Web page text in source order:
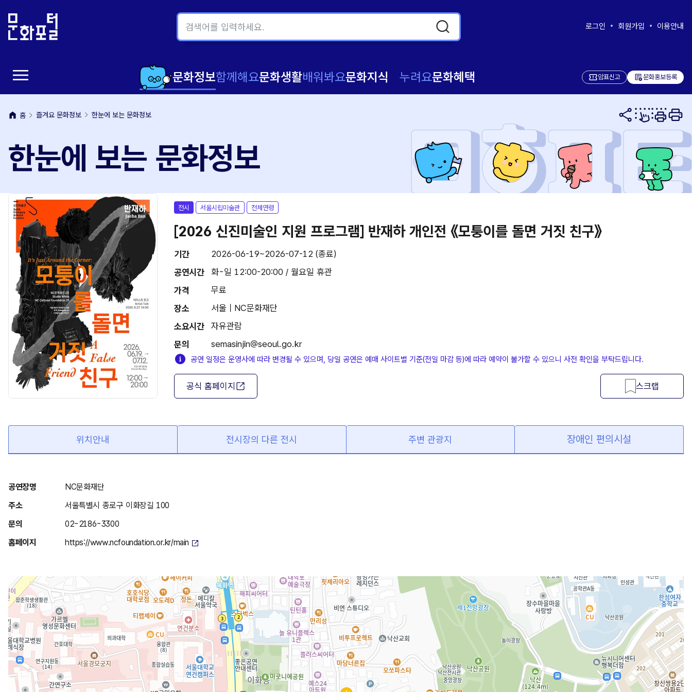
문
내
메
뉴
로그인 회원가입 이용안내
메
기
menu 문화정보함께해요문화생활배워봐요문화지식 누려요문화혜택 암표신고 add_notes문화홍보등록
home 홈 즐겨요 문화정보 한눈에 보는 문화정보
한눈에 보는 문화정보
전시 서울시립미술관 전체연령
[2026 신진미술인 지원 프로그램] 반재하 개인전 《모퉁이를 돌면 거짓 친구》
기간
2026-06-19~2026-07-12 (종료)
공연시간
화-일 12:00-20:00 / 월요일 휴관
가격
무료
장소
서울 | NC문화재단
소요시간
자유관람
문의
semasinjin@seoul.go.kr
공연 일정은 운영사에 따라 변경될 수 있으며, 당일 공연은 예매 사이트별 기준(전일 마감 등)에 따라 예약이 불가할 수 있으니 사전 확인을 부탁드립니다.
공식 홈페이지 스크랩
위치안내 전시장의 다른 전시 주변 관광지 장애인 편의시설
위
치
안
내
공연장명
NC문화재단
주소
서울특별시 종로구 이화장길 100
문의
02-2186-3300
홈페이지
https://www.ncfoundation.or.kr/main